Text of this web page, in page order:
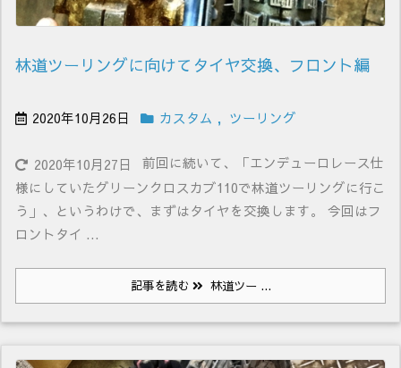
林道ツーリングに向けてタイヤ交換、フロント編
2020年10月26日 カスタム , ツーリング
2020年10月27日
前回に続いて、「エンデューロレース仕
様にしていたグリーンクロスカブ110で林道ツーリングに行こ
う」、というわけで、まずはタイヤを交換します。 今回はフ
ロントタイ ...
記事を読む 林道ツー ...